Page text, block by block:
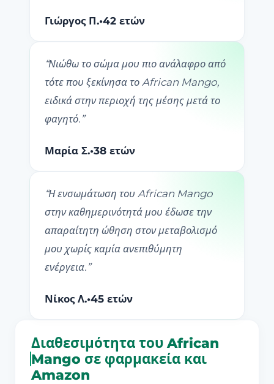
Γιώργος Π.•42 ετών
“Νιώθω το σώμα μου πιο ανάλαφρο από
τότε που ξεκίνησα το African Mango,
ειδικά στην περιοχή της μέσης μετά το
φαγητό. ”
Μαρία Σ.•38 ετών
“Η ενσωμάτωση του African Mango
στην καθημερινότητά μου έδωσε την
απαραίτητη ώθηση στον μεταβολισμό
μου χωρίς καμία ανεπιθύμητη
ενέργεια. ”
Νίκος Λ.•45 ετών
Διαθεσιμότητα του African
Mango σε φαρμακεία και
Amazon